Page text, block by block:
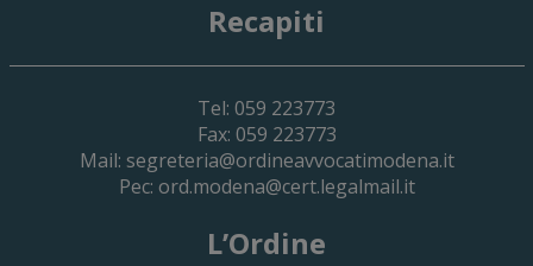
Recapiti
Tel: 059 223773
Fax: 059 223773
Mail: segreteria@ordineavvocatimodena.it
Pec: ord.modena@cert.legalmail.it
L’Ordine